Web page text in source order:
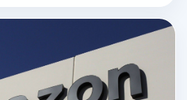
对账户的限制，最严重的情况下，账